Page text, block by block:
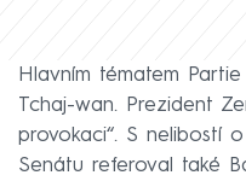
Hlavním tématem
Tchaj-wan. Prezident
provokaci“. S nelibostí
Senátu referoval také